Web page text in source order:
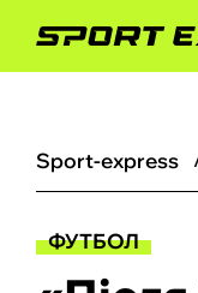
sport-express
ФУТБОЛ